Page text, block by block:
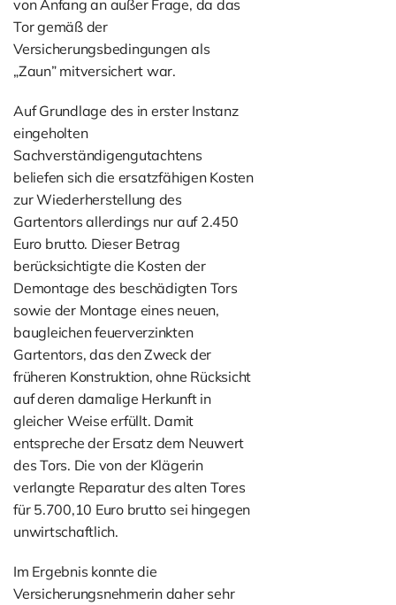
von Anfang an außer Frage, da das
Tor gemäß der
Versicherungsbedingungen als
„Zaun” mitversichert war.
Auf Grundlage des in erster Instanz
eingeholten
Sachverständigengutachtens
beliefen sich die ersatzfähigen Kosten
zur Wiederherstellung des
Gartentors allerdings nur auf 2.450
Euro brutto. Dieser Betrag
berücksichtigte die Kosten der
Demontage des beschädigten Tors
sowie der Montage eines neuen,
baugleichen feuerverzinkten
Gartentors, das den Zweck der
früheren Konstruktion, ohne Rücksicht
auf deren damalige Herkunft in
gleicher Weise erfüllt. Damit
entspreche der Ersatz dem Neuwert
des Tors. Die von der Klägerin
verlangte Reparatur des alten Tores
für 5.700,10 Euro brutto sei hingegen
unwirtschaftlich.
Im Ergebnis konnte die
Versicherungsnehmerin daher sehr